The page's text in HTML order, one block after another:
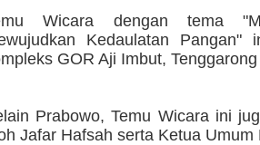
Wicara dengan tema
Kedaulatan
GOR Aji Imbut,
Prabowo, Temu Wicara ini
Jafar Hafsah serta Ketua Umum